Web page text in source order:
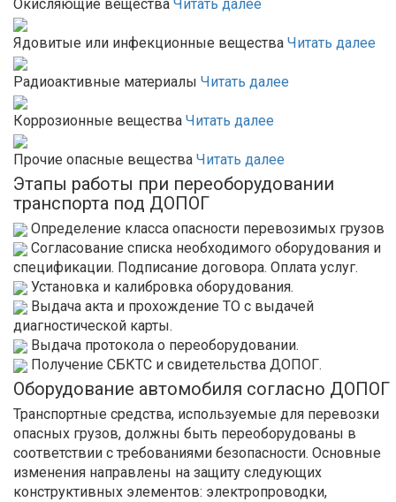
Окисляющие вещества Читать далее
Ядовитые или инфекционные вещества Читать далее
Радиоактивные материалы Читать далее
Коррозионные вещества Читать далее
Прочие опасные вещества Читать далее
Этапы работы при переоборудовании
транспорта под ДОПОГ
Определение класса опасности перевозимых грузов
Согласование списка необходимого оборудования и
спецификации. Подписание договора. Оплата услуг.
Установка и калибровка оборудования.
Выдача акта и прохождение ТО с выдачей
диагностической карты.
Выдача протокола о переоборудовании.
Получение СБКТС и свидетельства ДОПОГ.
Оборудование автомобиля согласно ДОПОГ
Транспортные средства, используемые для перевозки
опасных грузов, должны быть переоборудованы в
соответствии с требованиями безопасности. Основные
изменения направлены на защиту следующих
конструктивных элементов: электропроводки,